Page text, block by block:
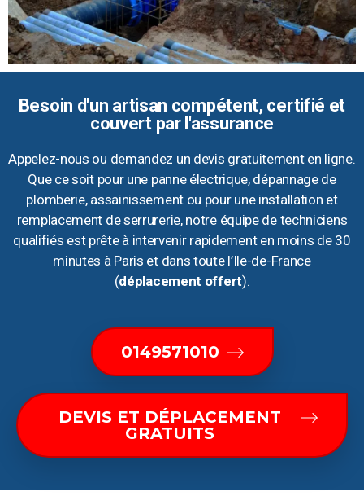
Besoin d'un artisan compétent, certifié et
couvert par l'assurance
Appelez-nous ou demandez un devis gratuitement en ligne.
Que ce soit pour une panne électrique, dépannage de
plomberie, assainissement ou pour une installation et
remplacement de serrurerie, notre équipe de techniciens
qualifiés est prête à intervenir rapidement en moins de 30
minutes à Paris et dans toute l’Ile-de-France
(déplacement offert).
0149571010
DEVIS ET DÉPLACEMENT
GRATUITS